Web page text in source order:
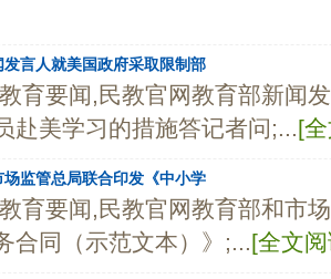
言人就美国政府采取限制部
育要闻,民教官网教育部新闻
赴美学习的措施答记者问;...[
监管总局联合印发《中小学
育要闻,民教官网教育部和市
合同（示范文本）》;...[全文